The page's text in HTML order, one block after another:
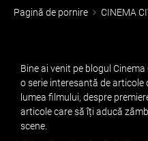
Pagină de pornire CINEMA
Bine ai venit pe blogul
o serie interesantă de articole
lumea filmului, despre
articole care să îți aducă
scene.